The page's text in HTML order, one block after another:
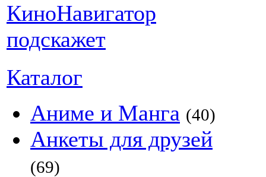
Каталог
Аниме и Манга (40)
Анкеты для друзей
(69)